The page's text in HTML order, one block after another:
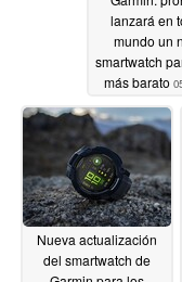
lanzará en
mundo un
smartwatch
más barato
Nueva actualización
del smartwatch de